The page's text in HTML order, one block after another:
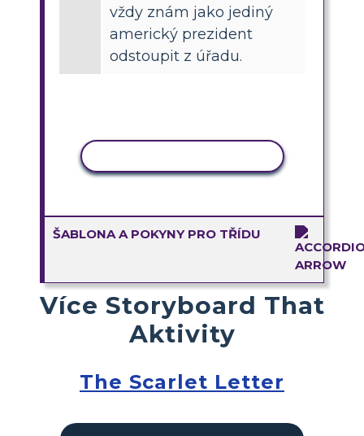
vždy znám jako jediný
americký prezident
odstoupit z úřadu.
ŠABLONA A POKYNY PRO TŘÍDU
Více Storyboard That
Aktivity
The Scarlet Letter